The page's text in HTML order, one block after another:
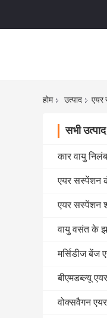
होम उत्पाद एयर
सभी उत्पाद
कार वायु
एयर सस्पेंशन
एयर सस्पेंशन
वायु वसंत के
मर्सिडीज बेंज
बीएमडब्ल्यू
वोक्सवैगन